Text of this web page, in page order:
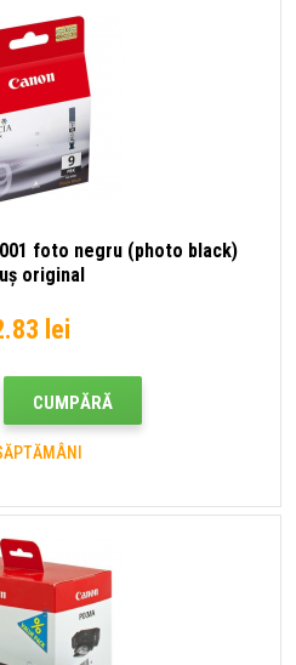
foto negru (photo black)
original
lei
CUMPĂRĂ